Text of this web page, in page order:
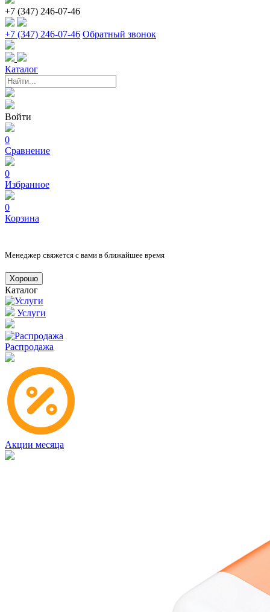
+7 (347) 246-07-46
+7 (347) 246-07-46 Обратный звонок
Каталог
Войти
0
Сравнение
0
Избранное
0
Корзина
Менеджер свяжется с вами в ближайшее время
Хорошо
Каталог
Услуги
Распродажа
Акции месяца